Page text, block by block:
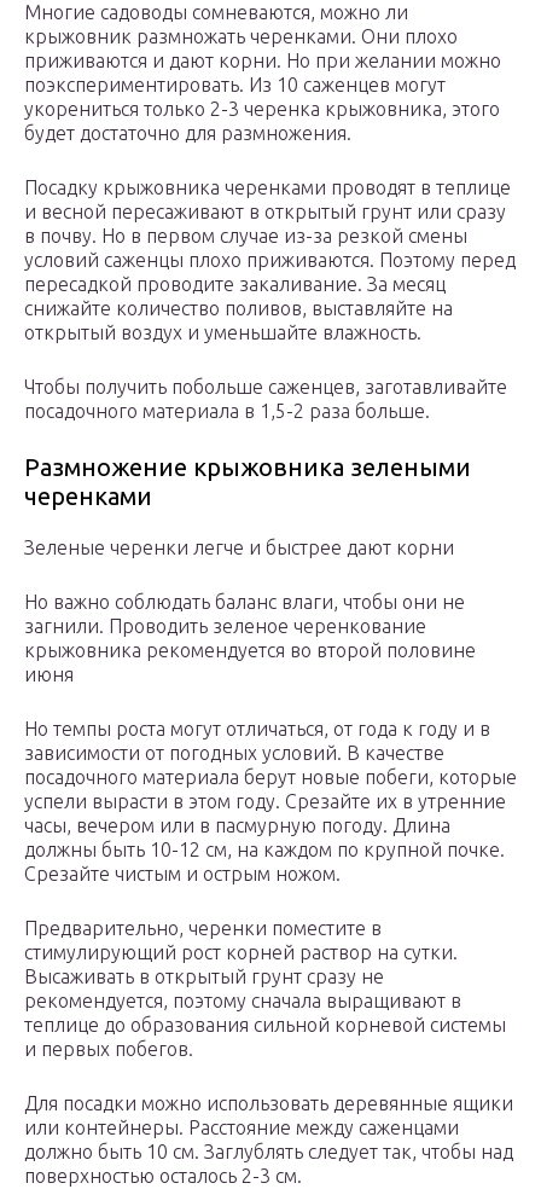
Многие садоводы сомневаются, можно ли
крыжовник размножать черенками. Они плохо
приживаются и дают корни. Но при желании можно
поэкспериментировать. Из 10 саженцев могут
укорениться только 2-3 черенка крыжовника, этого
будет достаточно для размножения.
Посадку крыжовника черенками проводят в теплице
и весной пересаживают в открытый грунт или сразу
в почву. Но в первом случае из-за резкой смены
условий саженцы плохо приживаются. Поэтому перед
пересадкой проводите закаливание. За месяц
снижайте количество поливов, выставляйте на
открытый воздух и уменьшайте влажность.
Чтобы получить побольше саженцев, заготавливайте
посадочного материала в 1,5-2 раза больше.
Размножение крыжовника зелеными
черенками
Зеленые черенки легче и быстрее дают корни
Но важно соблюдать баланс влаги, чтобы они не
загнили. Проводить зеленое черенкование
крыжовника рекомендуется во второй половине
июня
Но темпы роста могут отличаться, от года к году и в
зависимости от погодных условий. В качестве
посадочного материала берут новые побеги, которые
успели вырасти в этом году. Срезайте их в утренние
часы, вечером или в пасмурную погоду. Длина
должны быть 10-12 см, на каждом по крупной почке.
Срезайте чистым и острым ножом.
Предварительно, черенки поместите в
стимулирующий рост корней раствор на сутки.
Высаживать в открытый грунт сразу не
рекомендуется, поэтому сначала выращивают в
теплице до образования сильной корневой системы
и первых побегов.
Для посадки можно использовать деревянные ящики
или контейнеры. Расстояние между саженцами
должно быть 10 см. Заглублять следует так, чтобы над
поверхностью осталось 2-3 см.